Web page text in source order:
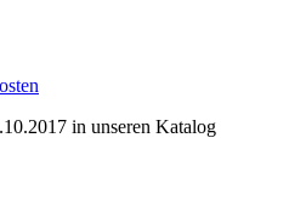
in unseren Katalog